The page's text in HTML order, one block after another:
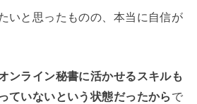
いと思ったものの、本当に自信が
ンライン秘書に活かせるスキルも
ていないという状態だったから で